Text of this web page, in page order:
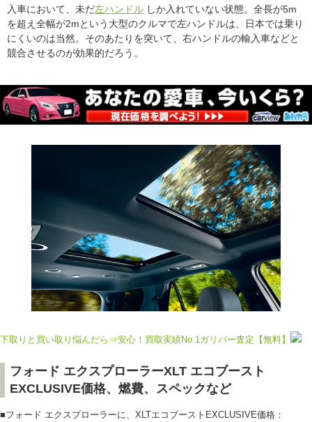
入車において、未だ左ハンドル しか入れていない状態。全長が5m
を超え全幅が2mという大型のクルマで左ハンドルは、日本では乗り
にくいのは当然。そのあたりを突いて、右ハンドルの輸入車などと
競合させるのが効果的だろう。
下取りと買い取り悩んだら⇒安心！買取実績No.1ガリバー査定【無料】
フォード エクスプローラーXLT エコブースト
EXCLUSIVE価格、燃費、スペックなど
■フォード エクスプローラーに、XLTエコブーストEXCLUSIVE価格：